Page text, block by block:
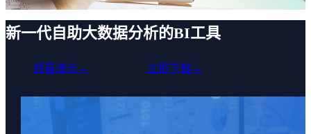
新一代自助大数据分析的BI工具
观看演示→ 立即下载→